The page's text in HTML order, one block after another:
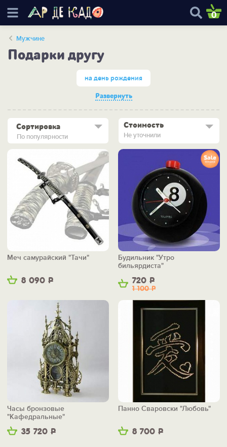
0
Мужчине
Подарки другу
на день рождения
Развернуть
По популярности
Сортировка Стоимость
Не уточнили
8 090 Р
Меч самурайский "Тачи"
720 Р
1 100Р
Будильник "Утро
бильярдиста"
35 720 Р
Часы бронзовые
"Кафедральные"
8 700 Р
Панно Сваровски "Любовь"